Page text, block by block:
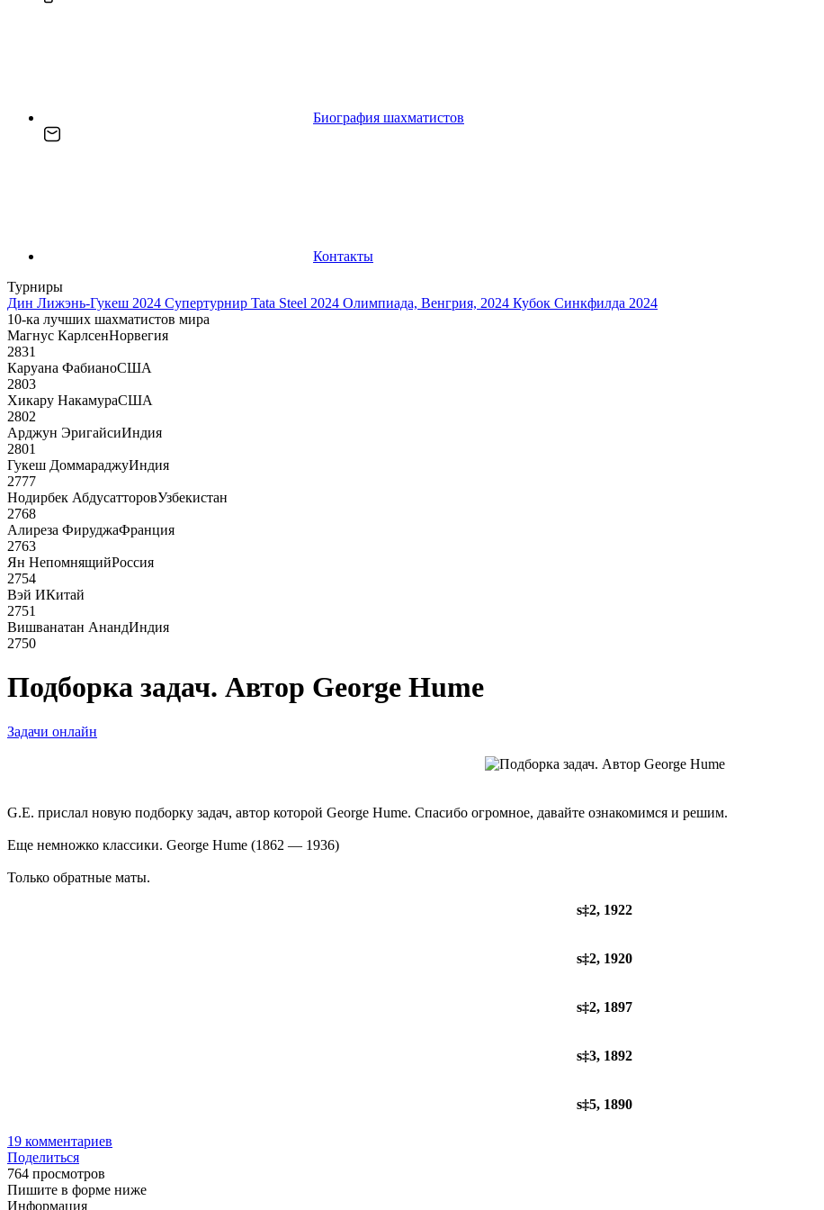
Биография шахматистов
Контакты
Турниры
Дин Лижэнь-Гукеш 2024 Супертурнир Tata Steel 2024 Олимпиада, Венгрия, 2024 Кубок Синкфилда 2024
10-ка лучших шахматистов мира
Магнус КарлсенНорвегия
2831
Каруана ФабианоСША
2803
Хикару НакамураСША
2802
Арджун ЭригайсиИндия
2801
Гукеш ДоммараджуИндия
2777
Нодирбек АбдусатторовУзбекистан
2768
Алиреза ФируджаФранция
2763
Ян НепомнящийРоссия
2754
Вэй ИКитай
2751
Вишванатан АнандИндия
2750
Подборка задач. Автор George Hume
Задачи онлайн
G.E. прислал новую подборку задач, автор которой George Hume. Спасибо огромное, давайте ознакомимся и решим.
Еще немножко классики. George Hume (1862 — 1936)
Только обратные маты.
s‡2, 1922
s‡2, 1920
s‡2, 1897
s‡3, 1892
s‡5, 1890
19 комментариев
Поделиться
764 просмотров
Пишите в форме ниже
Информация